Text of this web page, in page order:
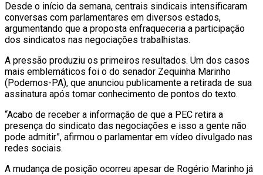
Desde o início da semana, centrais sindicais intensificaram
conversas com parlamentares em diversos estados,
argumentando que a proposta enfraqueceria a participação
dos sindicatos nas negociações trabalhistas.
A pressão produziu os primeiros resultados. Um dos casos
mais emblemáticos foi o do senador Zequinha Marinho
(Podemos-PA), que anunciou publicamente a retirada de sua
assinatura após tomar conhecimento de pontos do texto.
“Acabo de receber a informação de que a PEC retira a
presença do sindicato das negociações e isso a gente não
pode admitir”, afirmou o parlamentar em vídeo divulgado nas
redes sociais.
A mudança de posição ocorreu apesar de Rogério Marinho já